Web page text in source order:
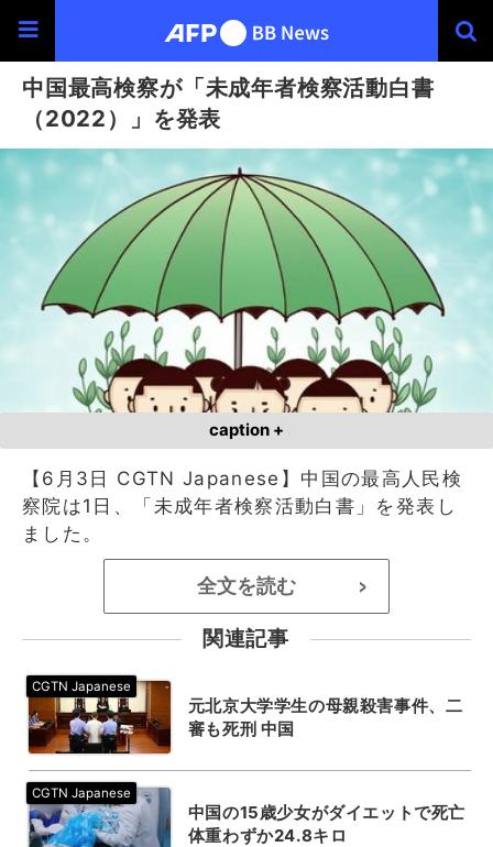
中国最高検察が「未成年者検察活動白書
（2022）」を発表
caption +
【6月3日 CGTN Japanese】中国の最高人民検
察院は1日、「未成年者検察活動白書」を発表し
ました。
全文を読む >
関連記事
元北京大学学生の母親殺害事件、二
審も死刑 中国
中国の15歳少女がダイエットで死亡
体重わずか24.8キロ